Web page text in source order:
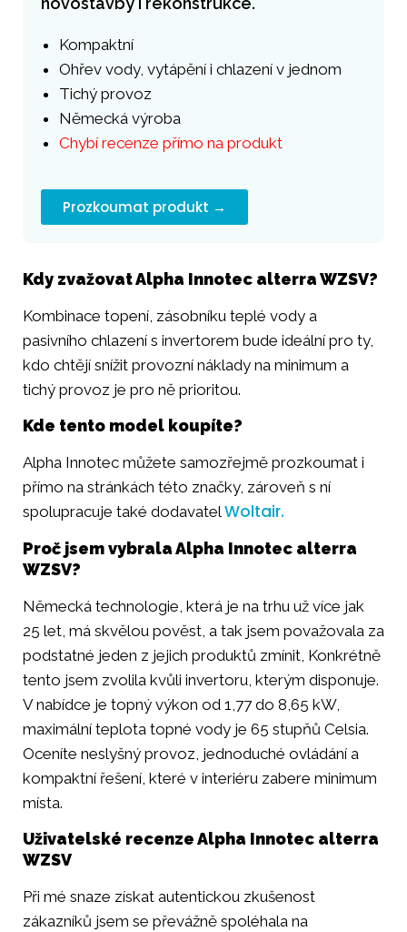
Kompaktní
Ohřev vody, vytápění i chlazení v jednom
Tichý provoz
Německá výroba
Chybí recenze přímo na produkt
Prozkoumat produkt →
Kdy zvažovat Alpha Innotec alterra WZSV?
Kombinace topení, zásobníku teplé vody a
pasivního chlazení s invertorem bude ideální pro ty,
kdo chtějí snížit provozní náklady na minimum a
tichý provoz je pro ně prioritou.
Kde tento model koupíte?
Alpha Innotec můžete samozřejmě prozkoumat i
přímo na stránkách této značky, zároveň s ní
spolupracuje také dodavatelWoltair.
Proč jsem vybrala Alpha Innotec alterra
WZSV?
Německá technologie, která je na trhu už více jak
25 let, má skvělou pověst, a tak jsem považovala za
podstatné jeden z jejich produktů zmínit, Konkrétně
tento jsem zvolila kvůli invertoru, kterým disponuje.
V nabídce je topný výkon od 1,77 do 8,65 kW,
maximální teplota topné vody je 65 stupňů Celsia.
Oceníte neslyšný provoz, jednoduché ovládání a
kompaktní řešení, které v interiéru zabere minimum
místa.
Uživatelské recenze Alpha Innotec alterra
WZSV
Při mé snaze získat autentickou zkušenost
zákazníků jsem se převážně spoléhala na